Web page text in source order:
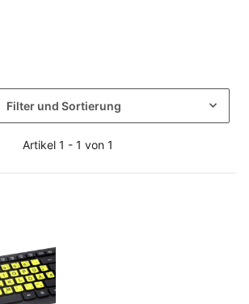
Filter und Sortierung
Artikel 1 - 1 von 1